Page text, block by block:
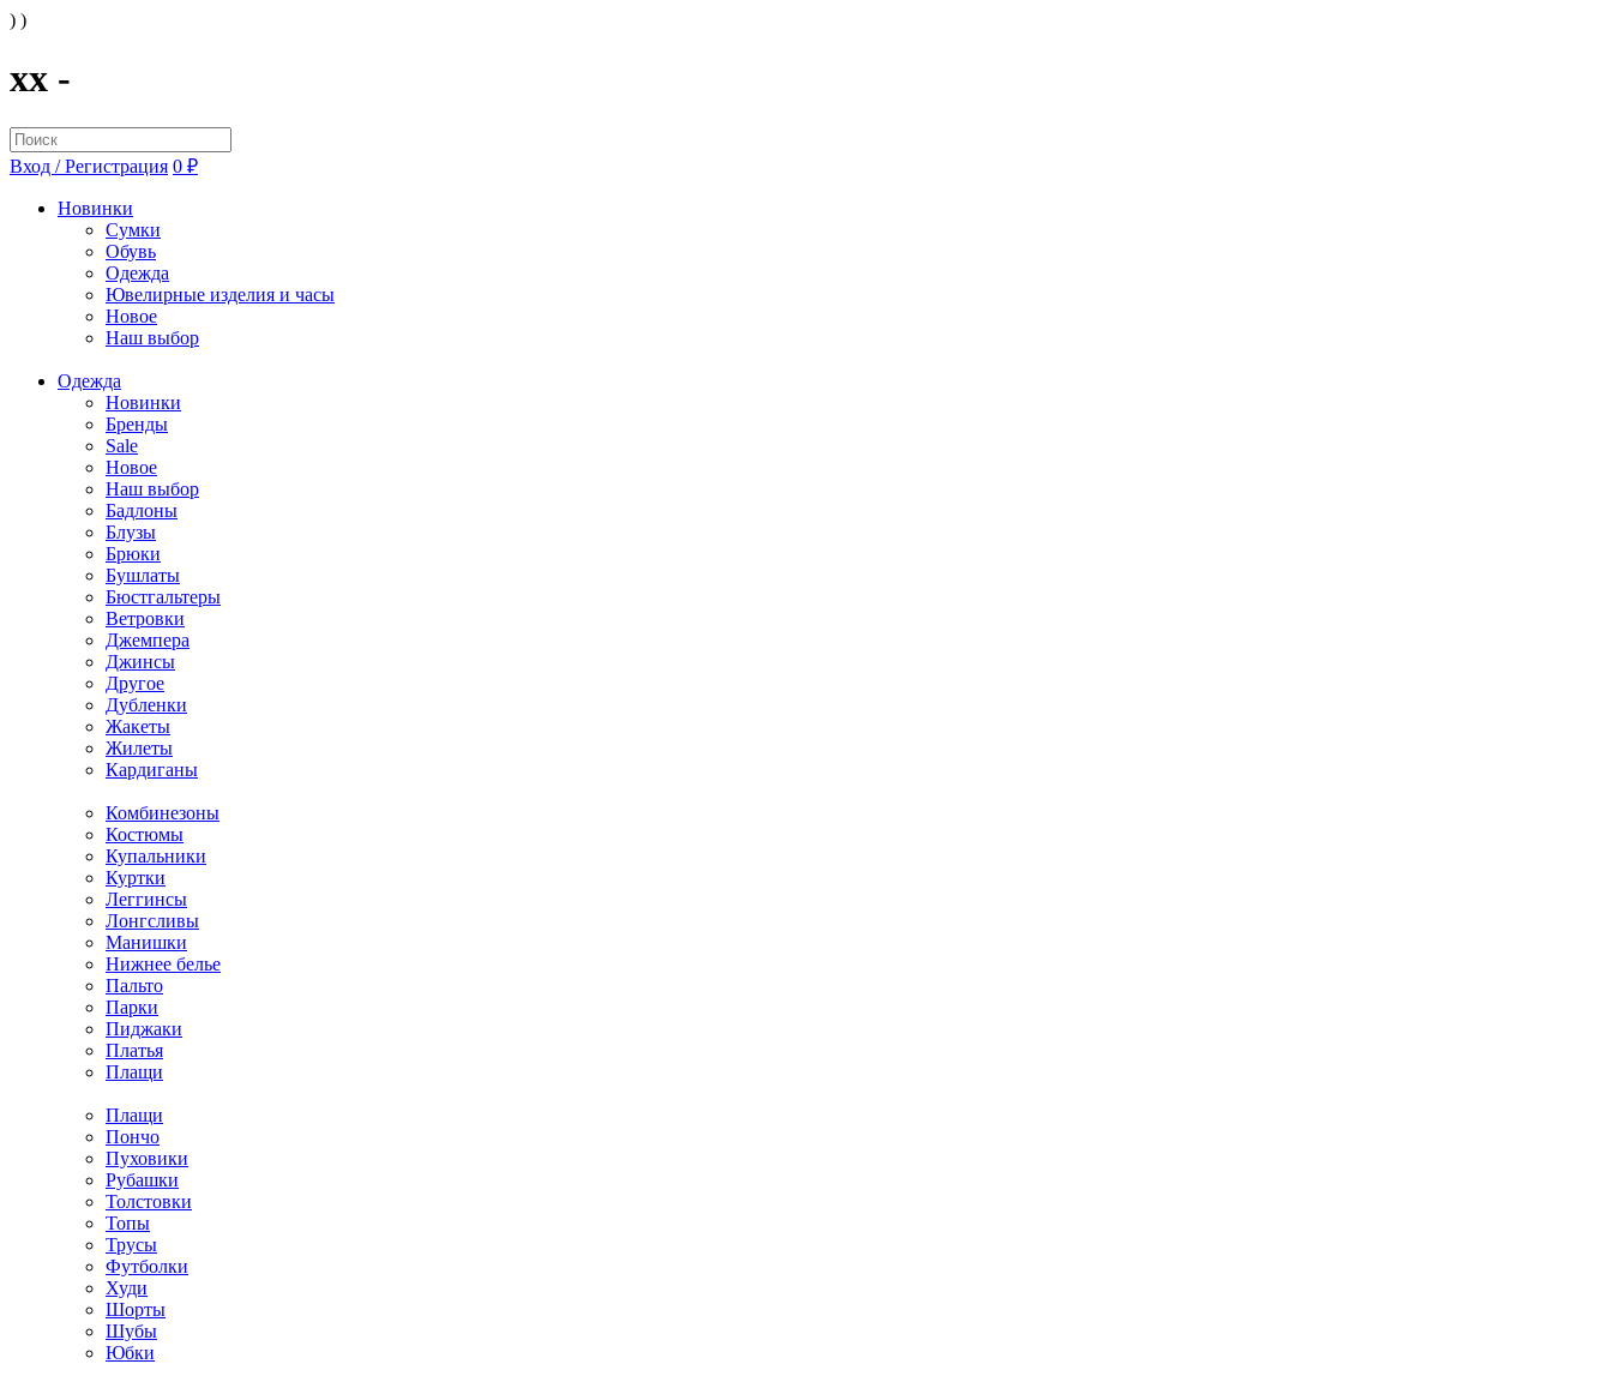
) )
xx -
Вход / Регистрация 0 ₽
Новинки
Сумки
Обувь
Одежда
Ювелирные изделия и часы
Новое
Наш выбор
Одежда
Новинки
Бренды
Sale
Новое
Наш выбор
Бадлоны
Блузы
Брюки
Бушлаты
Бюстгальтеры
Ветровки
Джемпера
Джинсы
Другое
Дубленки
Жакеты
Жилеты
Кардиганы
Комбинезоны
Костюмы
Купальники
Куртки
Леггинсы
Лонгсливы
Манишки
Нижнее белье
Пальто
Парки
Пиджаки
Платья
Плащи
Плащи
Пончо
Пуховики
Рубашки
Толстовки
Топы
Трусы
Футболки
Худи
Шорты
Шубы
Юбки